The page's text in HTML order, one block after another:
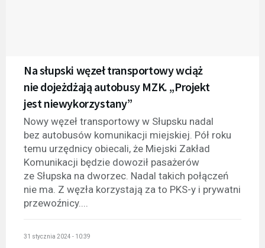
Na słupski węzeł transportowy wciąż
nie dojeżdżają autobusy MZK. „Projekt
jest niewykorzystany”
Nowy węzeł transportowy w Słupsku nadal
bez autobusów komunikacji miejskiej. Pół roku
temu urzędnicy obiecali, że Miejski Zakład
Komunikacji będzie dowoził pasażerów
ze Słupska na dworzec. Nadal takich połączeń
nie ma. Z węzła korzystają za to PKS-y i prywatni
przewoźnicy....
31 stycznia 2024 - 10:39